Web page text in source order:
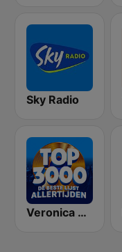
Sky Radio
Veronica Top 3000